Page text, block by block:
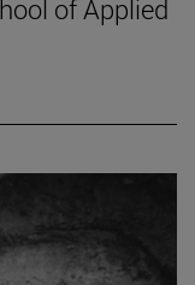
of Applied